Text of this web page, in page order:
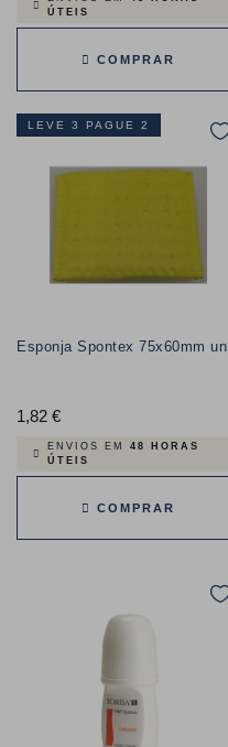
ÚTEIS
COMPRAR
LEVE 3 PAGUE 2
Esponja Spontex 75x60mm un
1,82 €Preço
ENVIOS EM 48 HORAS
ÚTEIS
COMPRAR